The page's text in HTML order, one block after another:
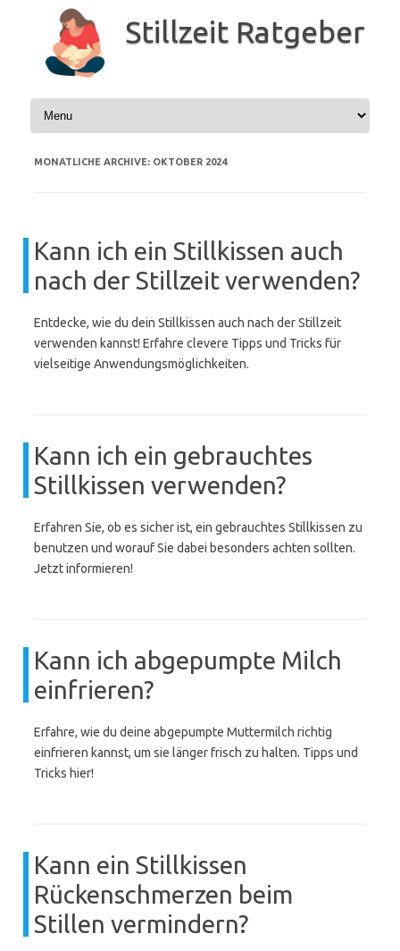
springen
Stillzeit Ratgeber
MONATLICHE ARCHIVE: OKTOBER 2024
Kann ich ein Stillkissen auch
nach der Stillzeit verwenden?
Entdecke, wie du dein Stillkissen auch nach der Stillzeit
verwenden kannst! Erfahre clevere Tipps und Tricks für
vielseitige Anwendungsmöglichkeiten.
Kann ich ein gebrauchtes
Stillkissen verwenden?
Erfahren Sie, ob es sicher ist, ein gebrauchtes Stillkissen zu
benutzen und worauf Sie dabei besonders achten sollten.
Jetzt informieren!
Kann ich abgepumpte Milch
einfrieren?
Erfahre, wie du deine abgepumpte Muttermilch richtig
einfrieren kannst, um sie länger frisch zu halten. Tipps und
Tricks hier!
Kann ein Stillkissen
Rückenschmerzen beim
Stillen vermindern?